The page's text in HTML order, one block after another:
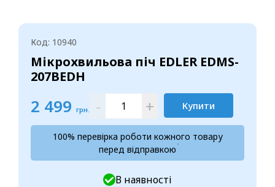
Код: 10940
Мікрохвильова піч EDLER EDMS-
207BEDH
2 499 грн. - + Купити
100% перевірка роботи кожного товару
перед відправкою
В наявності